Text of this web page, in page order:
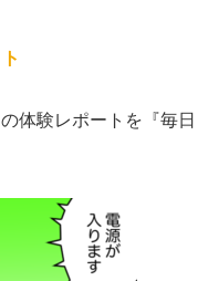
体験レポートを『毎日